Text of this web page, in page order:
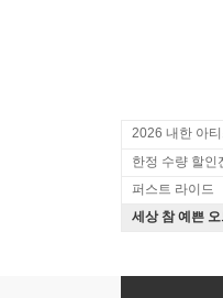
2026 내한 아
한정 수량 할인
퍼스트 라이드
세상 참 예쁜 오